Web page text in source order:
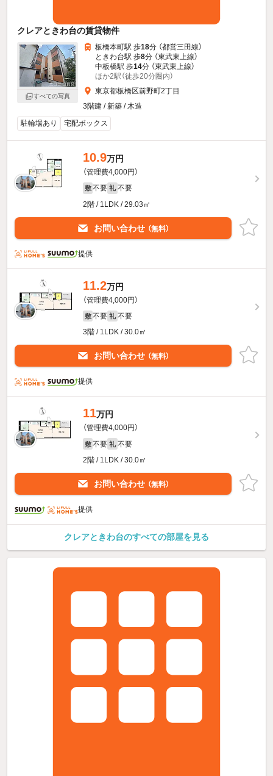
クレアときわ台の賃貸物件
すべての写真
板橋本町駅 歩18分 （都営三田線）
ときわ台駅 歩8分 （東武東上線）
中板橋駅 歩14分 （東武東上線）
ほか2駅（徒歩20分圏内）
東京都板橋区前野町2丁目
3階建 / 新築 / 木造
駐輪場あり
宅配ボックス
10.9万円
（管理費4,000円）
敷 不要 礼 不要
2階 / 1LDK / 29.03㎡
お問い合わせ （無料）
提供
11.2万円
（管理費4,000円）
敷 不要 礼 不要
3階 / 1LDK / 30.0㎡
お問い合わせ （無料）
提供
11万円
（管理費4,000円）
敷 不要 礼 不要
2階 / 1LDK / 30.0㎡
お問い合わせ （無料）
提供
クレアときわ台のすべての部屋を見る